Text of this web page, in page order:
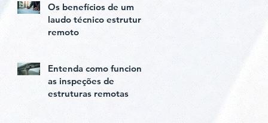
Os benefícios de um
laudo técnico estrutural
remoto
Entenda como funciona
as inspeções de
estruturas remotas